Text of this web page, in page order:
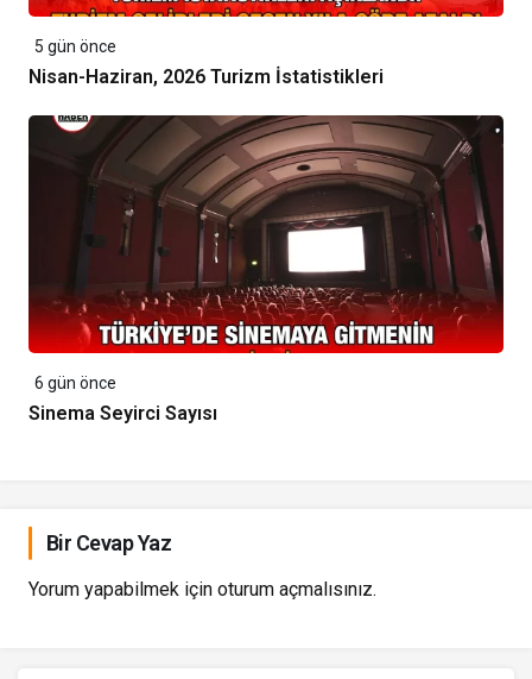
5 gün önce
Nisan-Haziran, 2026 Turizm İstatistikleri
6 gün önce
Sinema Seyirci Sayısı
Bir Cevap Yaz
Yorum yapabilmek için oturum açmalısınız.